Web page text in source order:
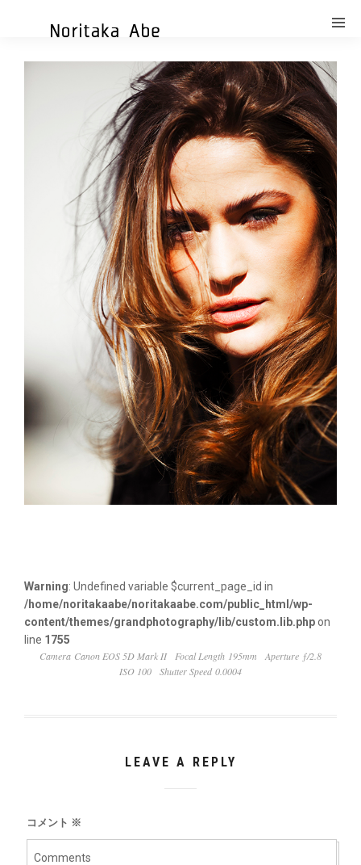
Warning: Undefined variable $current_page_id in
/home/noritakaabe/noritakaabe.com/public_html/wp-
content/themes/grandphotography/lib/custom.lib.phpon
line 1755
Camera Canon EOS 5D Mark II
Focal Length 195mm
Aperture ƒ/2.8
ISO 100
Shutter Speed 0.0004
LEAVE A REPLY
コメント ※